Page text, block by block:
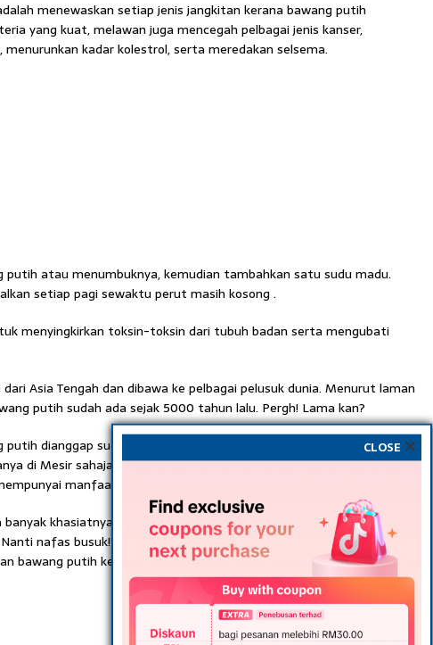
menewaskan setiap jenis jangkitan kerana bawang putih
yang kuat, melawan juga mencegah pelbagai jenis kanser,
kadar kolestrol, serta meredakan selsema.
putih atau menumbuknya, kemudian tambahkan satu sudu madu.
setiap pagi sewaktu perut masih kosong .
menyingkirkan toksin-toksin dari tubuh badan serta mengubati
Asia Tengah dan dibawa ke pelbagai pelusuk dunia. Menurut laman
putih sudah ada sejak 5000 tahun lalu. Pergh! Lama kan?
putih dianggap suci kerana dipercayai boleh meningkatkan kekuatan
di Mesir sahaja tetapi masyarakat Yunani kuno dan Rom juga
manfaat bagi kesihatan.
khasiatnya yang kita tak tahu. Apa yang kita tahu hanya lah
nafas busuk!’ tapi kan kalau dah memang nafas anda busuk, nak
bawang putih ke salahkan diri sendiri yang tak jaga kebersihan?
CLOSE